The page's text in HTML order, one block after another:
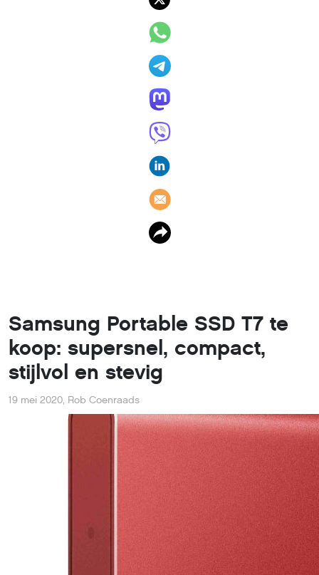
Samsung Portable SSD T7 te
koop: supersnel, compact,
stijlvol en stevig
19 mei 2020, Rob Coenraads